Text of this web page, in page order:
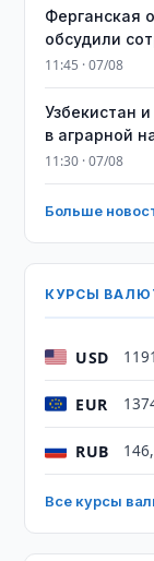
Ферганская
обсудили
11:45 · 07/08
Узбекистан
в аграрной
11:30 · 07/08
Больше
КУРСЫ ВАЛЮТ
USD
EUR
RUB
Все курсы